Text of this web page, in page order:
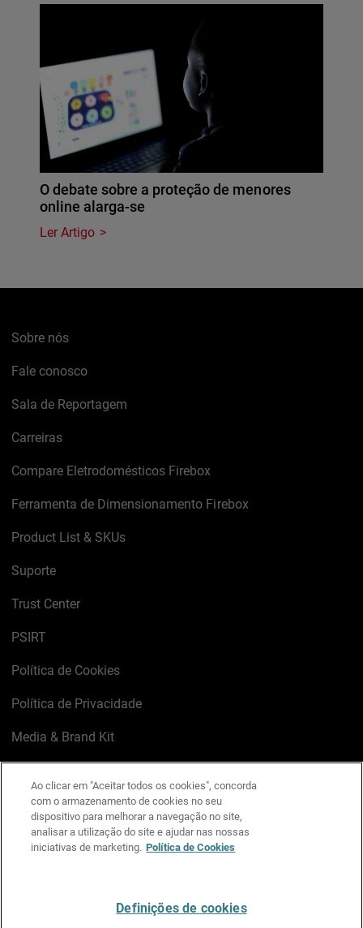
O debate sobre a proteção de menores
online alarga-se
Ler Artigo
Sobre nós
Fale conosco
Sala de Reportagem
Carreiras
Compare Eletrodomésticos Firebox
Ferramenta de Dimensionamento Firebox
Product List & SKUs
Suporte
Trust Center
PSIRT
Política de Cookies
Política de Privacidade
Media & Brand Kit
LinkedIn
X FacebookInstagram
YouTube
Ao clicar em "Aceitar todos os cookies", concorda
com o armazenamento de cookies no seu
dispositivo para melhorar a navegação no site,
analisar a utilização do site e ajudar nas nossas
iniciativas de marketing. Política de Cookies
Definições de cookies